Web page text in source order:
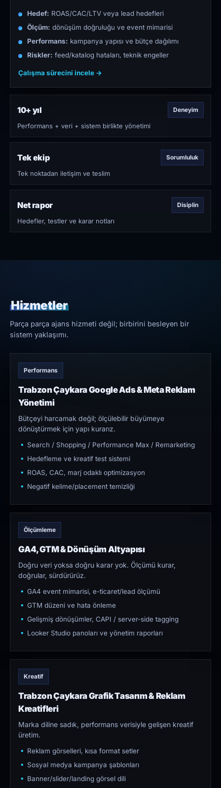
Hedef: ROAS/CAC/LTV veya lead hedefleri
Ölçüm: dönüşüm doğruluğu ve event mimarisi
Performans: kampanya yapısı ve bütçe dağılımı
Riskler: feed/katalog hataları, teknik engeller
Çalışma sürecini incele →
10+ yıl Deneyim
Performans + veri + sistem birlikte yönetimi
Tek ekip Sorumluluk
Tek noktadan iletişim ve teslim
Net rapor Disiplin
Hedefler, testler ve karar notları
Hizmetler
Parça parça ajans hizmeti değil; birbirini besleyen bir
sistem yaklaşımı.
Performans
Trabzon Çaykara Google Ads & Meta Reklam
Yönetimi
Bütçeyi harcamak değil; ölçülebilir büyümeye
dönüştürmek için yapı kurarız.
Search / Shopping / Performance Max / Remarketing
Hedefleme ve kreatif test sistemi
ROAS, CAC, marj odaklı optimizasyon
Negatif kelime/placement temizliği
Ölçümleme
GA4, GTM & Dönüşüm Altyapısı
Doğru veri yoksa doğru karar yok. Ölçümü kurar,
doğrular, sürdürürüz.
GA4 event mimarisi, e-ticaret/lead ölçümü
GTM düzeni ve hata önleme
Gelişmiş dönüşümler, CAPI / server-side tagging
Looker Studio panoları ve yönetim raporları
Kreatif
Trabzon Çaykara Grafik Tasarım & Reklam
Kreatifleri
Marka diline sadık, performans verisiyle gelişen kreatif
üretim.
Reklam görselleri, kısa format setler
Sosyal medya kampanya şablonları
Banner/slider/landing görsel dili